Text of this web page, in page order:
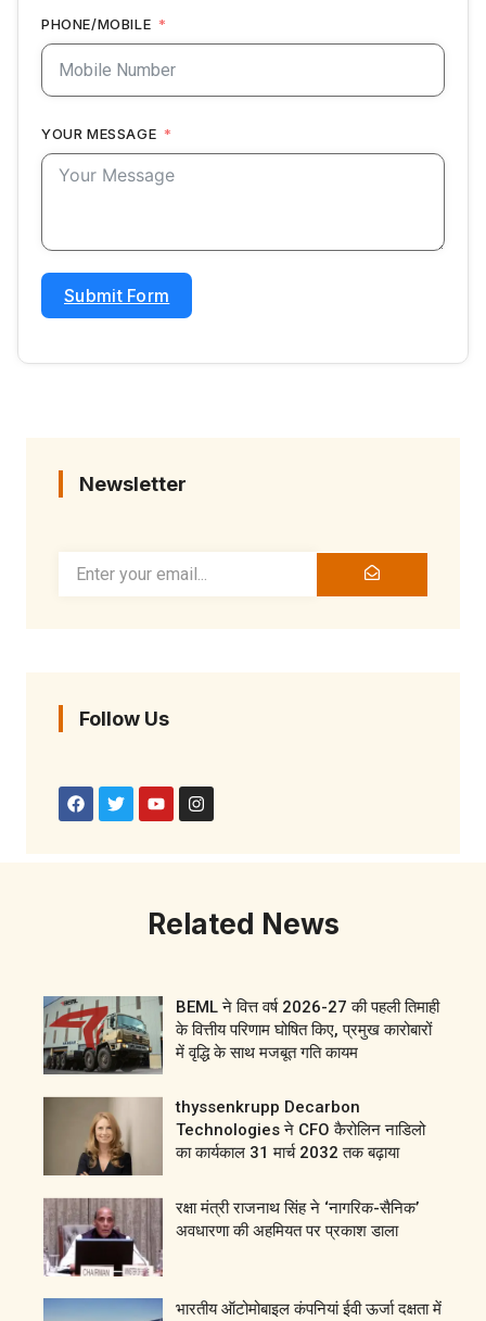
PHONE/MOBILE
YOUR MESSAGE
Submit Form
Newsletter
Follow Us
Related News
BEML ने वित्त वर्ष 2026-27 की पहली तिमाही
के वित्तीय परिणाम घोषित किए, प्रमुख कारोबारों
में वृद्धि के साथ मजबूत गति कायम
thyssenkrupp Decarbon
Technologies ने CFO कैरोलिन नाडिलो
का कार्यकाल 31 मार्च 2032 तक बढ़ाया
रक्षा मंत्री राजनाथ सिंह ने ‘नागरिक-सैनिक’
अवधारणा की अहमियत पर प्रकाश डाला
भारतीय ऑटोमोबाइल कंपनियां ईवी ऊर्जा दक्षता में